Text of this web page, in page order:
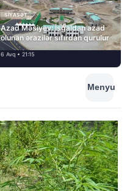
SIYASƏT
Azad Məsiyev: İşğaldan azad
olunan ərazilər sıfırdan qurulur
6 Avq • 21:15
Menyu